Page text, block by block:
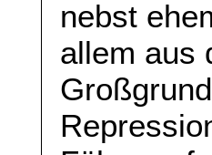
nebst
allem aus